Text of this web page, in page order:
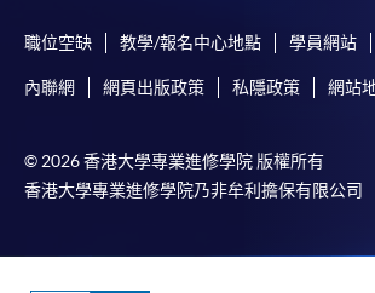
職位空缺 教學/報名中心地點 學員網站
內聯網 網頁出版政策 私隱政策 網站
© 2026 香港大學專業進修學院 版權所有
香港大學專業進修學院乃非牟利擔保有限公司